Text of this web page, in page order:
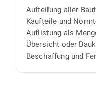
Aufteilung aller
Kaufteile und
Auflistung als
Übersicht oder
Beschaffung und